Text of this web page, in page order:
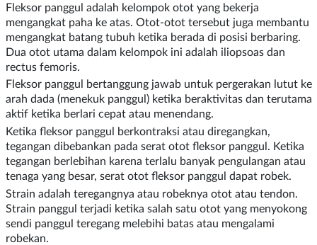
Fleksor panggul adalah kelompok otot yang bekerja
mengangkat paha ke atas. Otot-otot tersebut juga membantu
mengangkat batang tubuh ketika berada di posisi berbaring.
Dua otot utama dalam kelompok ini adalah iliopsoas dan
rectus femoris.
Fleksor panggul bertanggung jawab untuk pergerakan lutut ke
arah dada (menekuk panggul) ketika beraktivitas dan terutama
aktif ketika berlari cepat atau menendang.
Ketika fleksor panggul berkontraksi atau diregangkan,
tegangan dibebankan pada serat otot fleksor panggul. Ketika
tegangan berlebihan karena terlalu banyak pengulangan atau
tenaga yang besar, serat otot fleksor panggul dapat robek.
Strain adalah teregangnya atau robeknya otot atau tendon.
Strain panggul terjadi ketika salah satu otot yang menyokong
sendi panggul teregang melebihi batas atau mengalami
robekan.